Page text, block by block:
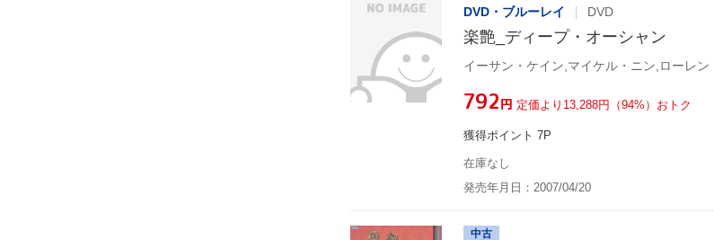
DVD・ブルーレイ DVD
楽艶_ディープ・オーシャン
¥792円 定価より13,288円（94%）おトク
獲得ポイント 7P
在庫なし
発売年月日：2007/04/20
中古